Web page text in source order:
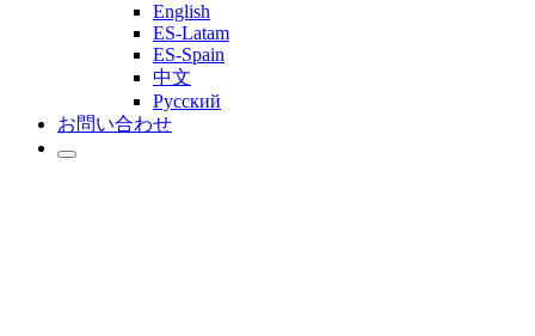
English
ES-Latam
ES-Spain
中文
Pусский
お問い合わせ